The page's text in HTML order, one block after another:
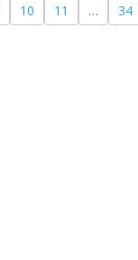
10 11 … 34